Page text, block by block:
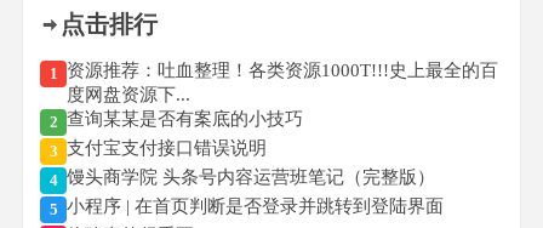
点击排行
1 资源推荐：吐血整理！各类资源1000T!!!史上最全的百
度网盘资源下...
2 查询某某是否有案底的小技巧
3 支付宝支付接口错误说明
4 馒头商学院 头条号内容运营班笔记（完整版）
5 小程序 | 在首页判断是否登录并跳转到登陆界面